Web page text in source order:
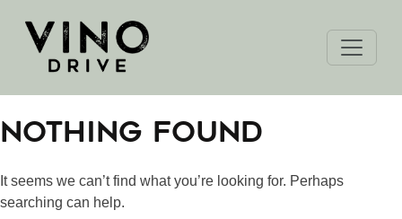
content
Nothing Found
It seems we can’t find what you’re looking for. Perhaps
searching can help.